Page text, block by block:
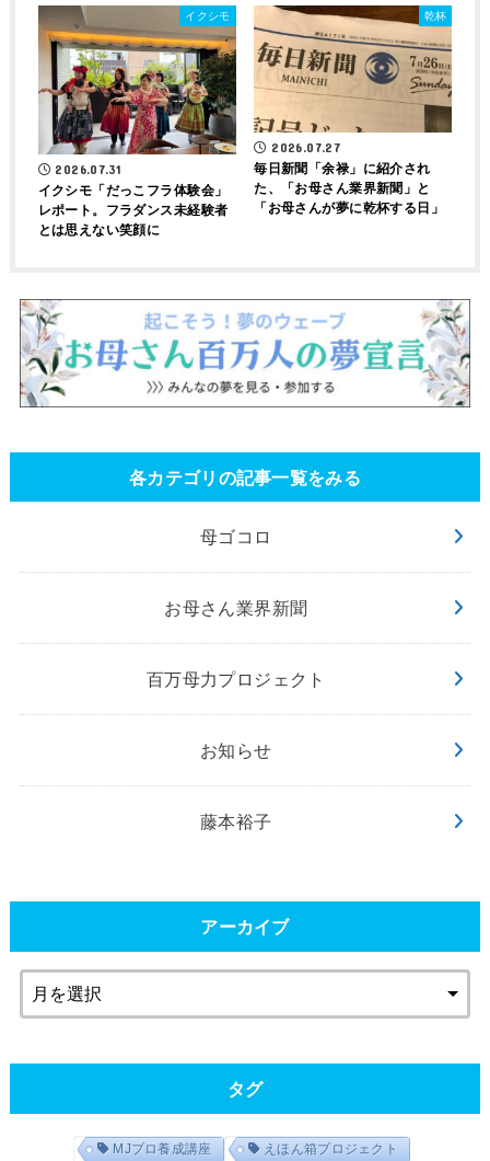
イクシモ
2026.07.31
イクシモ「だっこフラ体験会」
レポート。フラダンス未経験者
とは思えない笑顔に
乾杯
2026.07.27
毎日新聞「余禄」に紹介され
た、「お母さん業界新聞」と
「お母さんが夢に乾杯する日」
各カテゴリの記事一覧をみる
母ゴコロ
お母さん業界新聞
百万母力プロジェクト
お知らせ
藤本裕子
アーカイブ
タグ
MJプロ養成講座 えほん箱プロジェクト